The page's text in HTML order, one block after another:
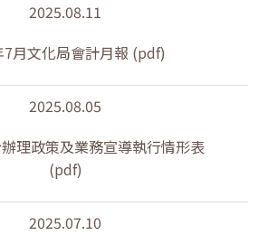
2025.08.11
7月文化局會計月報 (pdf)
2025.08.05
理政策及業務宣導執行情形表
(pdf)
2025.07.10